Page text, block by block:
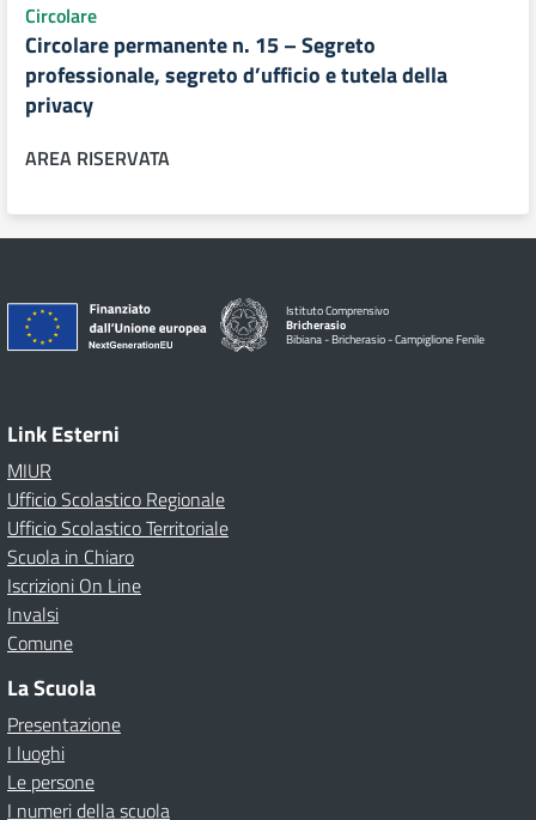
Circolare
Circolare permanente n. 15 – Segreto
professionale, segreto d’ufficio e tutela della
privacy
AREA RISERVATA
Istituto Comprensivo
Bricherasio
Bibiana - Bricherasio - Campiglione Fenile
Link Esterni
MIUR
Ufficio Scolastico Regionale
Ufficio Scolastico Territoriale
Scuola in Chiaro
Iscrizioni On Line
Invalsi
Comune
La Scuola
Presentazione
I luoghi
Le persone
I numeri della scuola